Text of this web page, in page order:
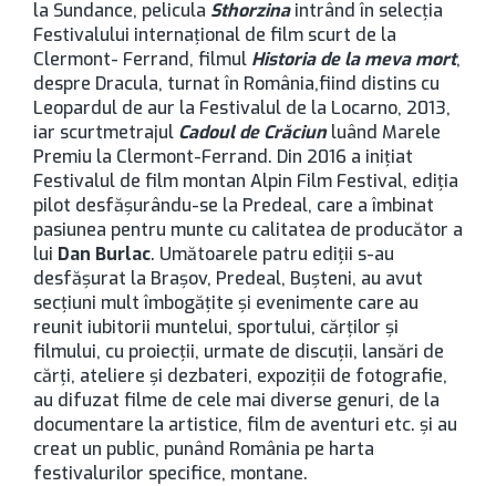
la Sundance, pelicula Sthorzinaintrând în selecția
Festivalului internațional de film scurt de la
Clermont- Ferrand, filmul Historia de la meva mort,
despre Dracula, turnat în România,fiind distins cu
Leopardul de aur la Festivalul de la Locarno, 2013,
iar scurtmetrajul Cadoul de Crăciunluând Marele
Premiu la Clermont-Ferrand. Din 2016 a inițiat
Festivalul de film montan Alpin Film Festival, ediția
pilot desfășurându-se la Predeal, care a îmbinat
pasiunea pentru munte cu calitatea de producător a
lui Dan Burlac. Umătoarele patru ediții s-au
desfășurat la Brașov, Predeal, Bușteni, au avut
secțiuni mult îmbogățite și evenimente care au
reunit iubitorii muntelui, sportului, cărților și
filmului, cu proiecții, urmate de discuții, lansări de
cărți, ateliere și dezbateri, expoziții de fotografie,
au difuzat filme de cele mai diverse genuri, de la
documentare la artistice, film de aventuri etc. și au
creat un public, punând România pe harta
festivalurilor specifice, montane.